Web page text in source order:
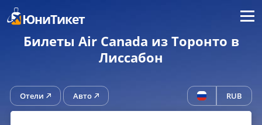
ЮниТикет Меню
Билеты Air Canada из Торонто в
Лиссабон
Отели Авто RUB